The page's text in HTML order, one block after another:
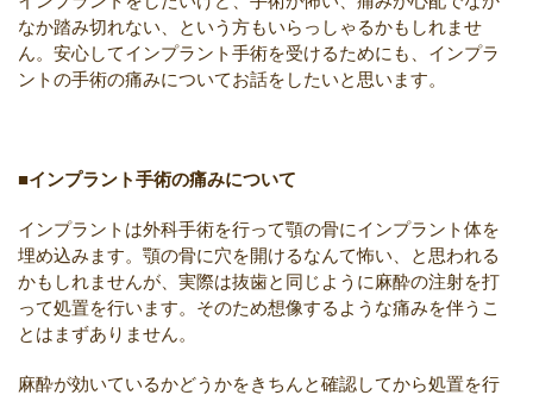
なか踏み切れない、という方もいらっしゃるかもしれませ
ん。安心してインプラント手術を受けるためにも、インプラ
ントの手術の痛みについてお話をしたいと思います。
■インプラント手術の痛みについて
インプラントは外科手術を行って顎の骨にインプラント体を
埋め込みます。顎の骨に穴を開けるなんて怖い、と思われる
かもしれませんが、実際は抜歯と同じように麻酔の注射を打
って処置を行います。そのため想像するような痛みを伴うこ
とはまずありません。
麻酔が効いているかどうかをきちんと確認してから処置を行